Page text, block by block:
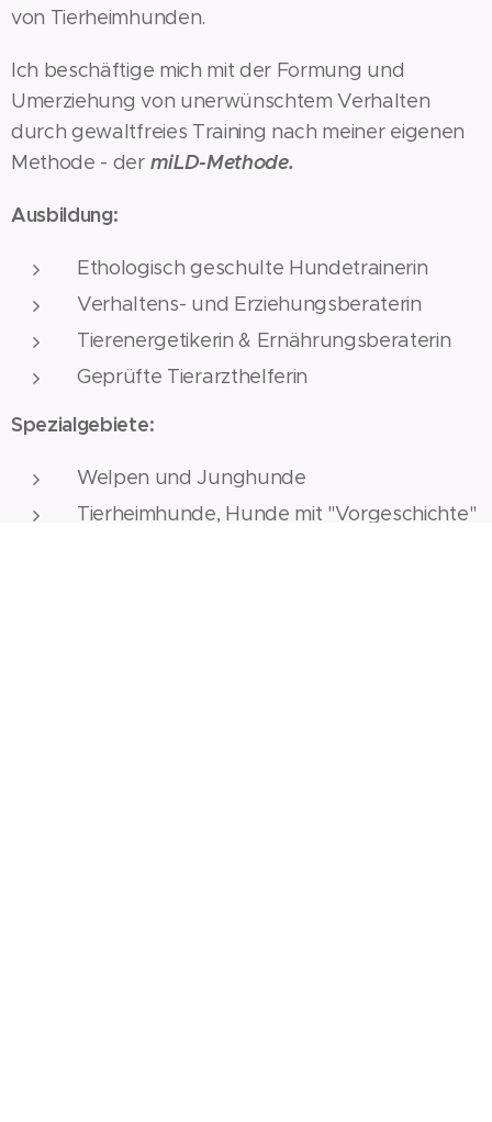
von Tierheimhunden.
Ich beschäftige mich mit der Formung und
Umerziehung von unerwünschtem Verhalten
durch gewaltfreies Training nach meiner eigenen
Methode - der miLD-Methode.
Ausbildung:
Ethologisch geschulte Hundetrainerin
Verhaltens- und Erziehungsberaterin
Tierenergetikerin & Ernährungsberaterin
Geprüfte Tierarzthelferin
Spezialgebiete:
Welpen und Junghunde
Tierheimhunde, Hunde mit "Vorgeschichte"